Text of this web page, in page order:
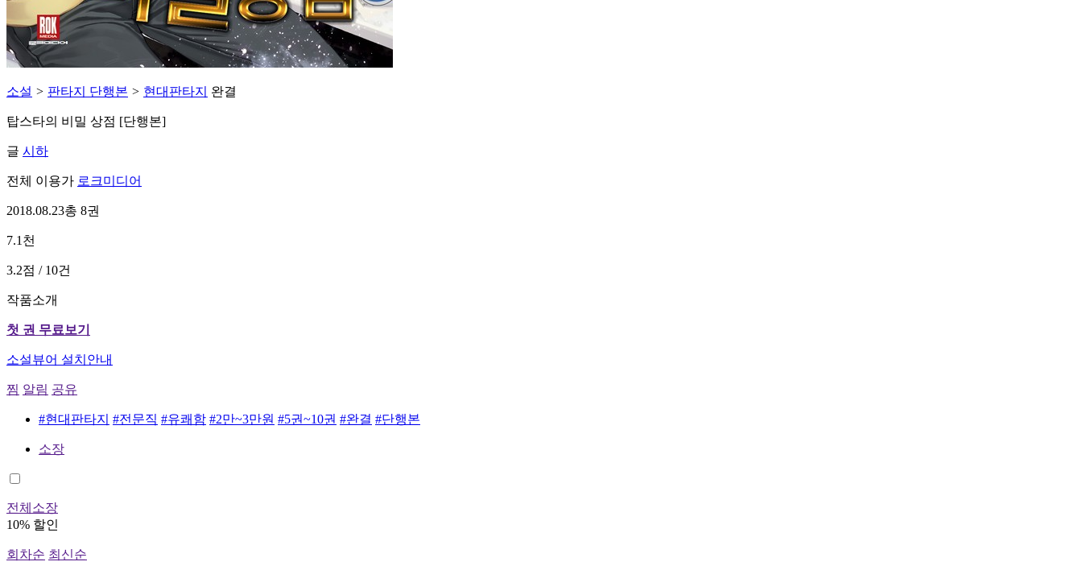
소설 > 판타지 단행본 > 현대판타지 완결
탑스타의 비밀 상점 [단행본]
글 시하
전체 이용가 로크미디어
2018.08.23총 8권
7.1천
3.2점 / 10건
작품소개
첫 권 무료보기
소설뷰어 설치안내
찜 알림 공유
#현대판타지 #전문직 #유쾌함 #2만~3만원 #5권~10권 #완결 #단행본
소장
전체소장
10% 할인
회차순 최신순